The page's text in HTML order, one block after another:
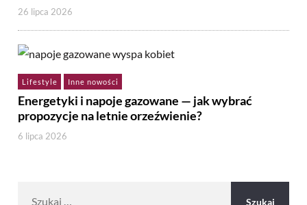
26 lipca 2026
Lifestyle Inne nowości
Energetyki i napoje gazowane — jak wybrać
propozycje na letnie orzeźwienie?
6 lipca 2026